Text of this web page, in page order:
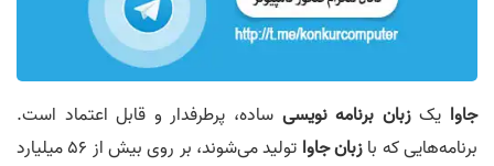
جاوا یکزبان برنامه نویسی ساده، پرطرفدار و قابل اعتماد است.
برنامه‌هایی که بازبان جاوا
تولید می‌شوند، بر روی بیش از 56 میلیارد